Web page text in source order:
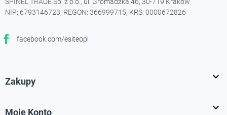
NIP: 6793146723, REGON: 366999715, KRS: 0000672826
facebook.com/esiteopl
Facebook
Zakupy 
Moje Konto 